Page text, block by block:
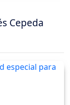
Cepeda